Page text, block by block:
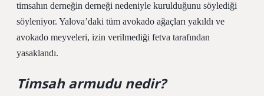
timsahın derneğin derneği nedeniyle kurulduğunu söylediği
söyleniyor. Yalova’daki tüm avokado ağaçları yakıldı ve
avokado meyveleri, izin verilmediği fetva tarafından
yasaklandı.
Timsah armudu nedir?